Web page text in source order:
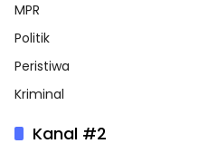
MPR
Politik
Peristiwa
Kriminal
Kanal #2